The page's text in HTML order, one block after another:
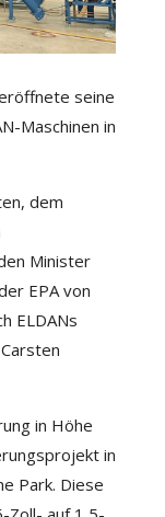
seine
Maschinen in
dem
Minister
EPA von
ELDANs
in Höhe
in
Park. Diese